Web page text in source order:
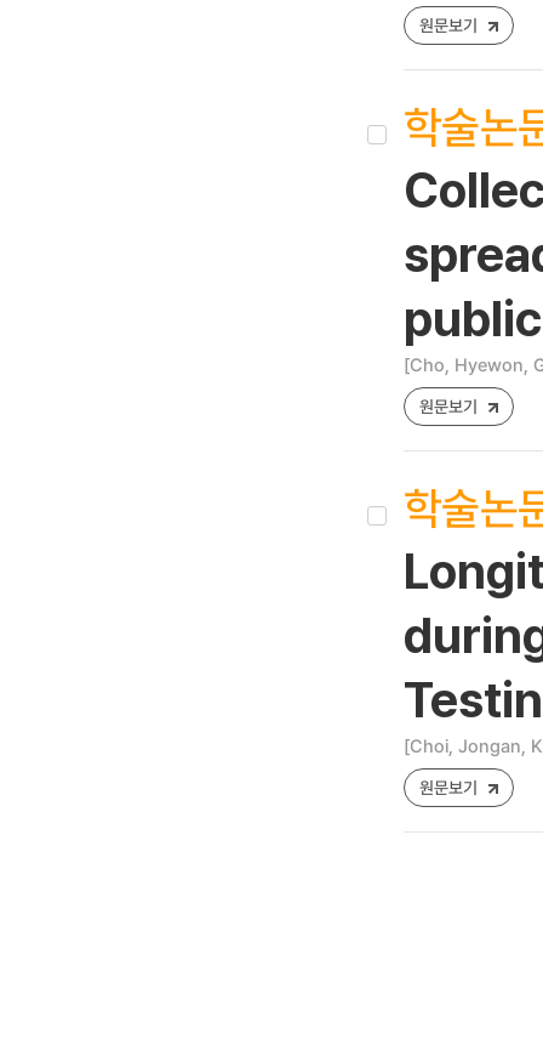
원문보기
학술논
[Cho, Hyewon,
원문보기
학술논
[Choi, Jongan,
원문보기